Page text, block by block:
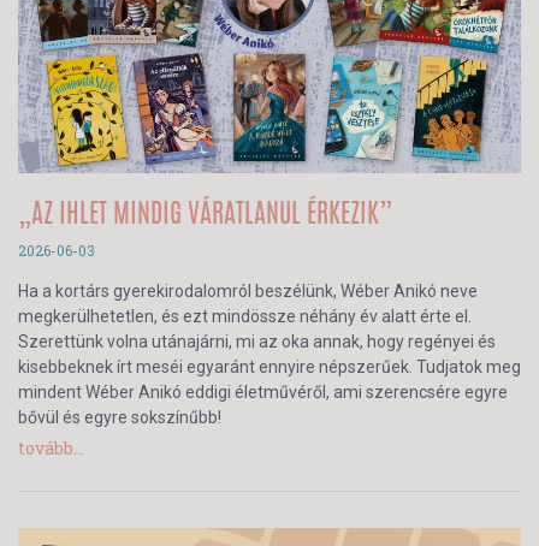
„AZ IHLET MINDIG VÁRATLANUL ÉRKEZIK”
2026-06-03
Ha a kortárs gyerekirodalomról beszélünk, Wéber Anikó neve
megkerülhetetlen, és ezt mindössze néhány év alatt érte el.
Szerettünk volna utánajárni, mi az oka annak, hogy regényei és
kisebbeknek írt meséi egyaránt ennyire népszerűek. Tudjatok meg
mindent Wéber Anikó eddigi életművéről, ami szerencsére egyre
bővül és egyre sokszínűbb!
tovább...